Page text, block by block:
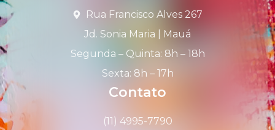
Rua Francisco Alves 267
Jd. Sonia Maria | Mauá
Segunda – Quinta: 8h – 18h
Sexta: 8h – 17h
Contato
(11) 4995-7790